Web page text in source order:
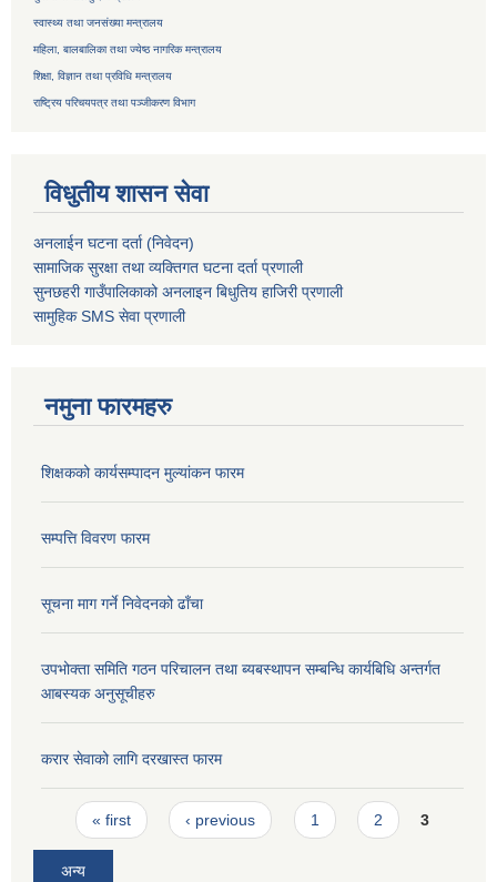
स्वास्थ्य तथा जनसंख्या मन्त्रालय
महिला, बालबालिका तथा ज्येष्ठ नागरिक मन्त्रालय
शिक्षा, विज्ञान तथा प्रविधि मन्त्रालय
राष्ट्रिय परिचयपत्र तथापञ्जीकरण विभाग
विधुतीय शासन सेवा
अनलाईन घटना दर्ता (निवेदन)
सामाजिक सुरक्षा तथा व्यक्तिगत घटना दर्ताप्रणाली
सुनछहरी गाउँपालिकाको अनलाइन बिधुतिय हाजिरी प्रणाली
सामुहिकSMS सेवाप्रणाली
नमुना फारमहरु
शिक्षकको कार्यसम्पादन मुल्यांकन फारम
सम्पत्ति विवरण फारम
सूचना माग गर्ने निवेदनको ढाँचा
उपभोक्ता समिति गठन परिचालन तथा ब्यबस्थापन सम्बन्धि कार्यबिधि अन्तर्गत
आबस्यक अनुसूचीहरु
करार सेवाको लागि दरखास्त फारम
Pages
« first ‹ previous 1 2 3
अन्य